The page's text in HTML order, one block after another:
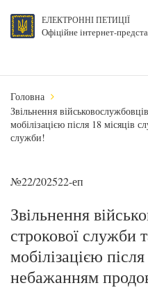
ЕЛЕКТРОННІ ПЕТИЦІЇ
Офіційне інтернет-
Головна
Звільнення
мобілізацією після 18
служби!
№22/202522-еп
Звільнення
строкової служби
мобілізацією
небажанням